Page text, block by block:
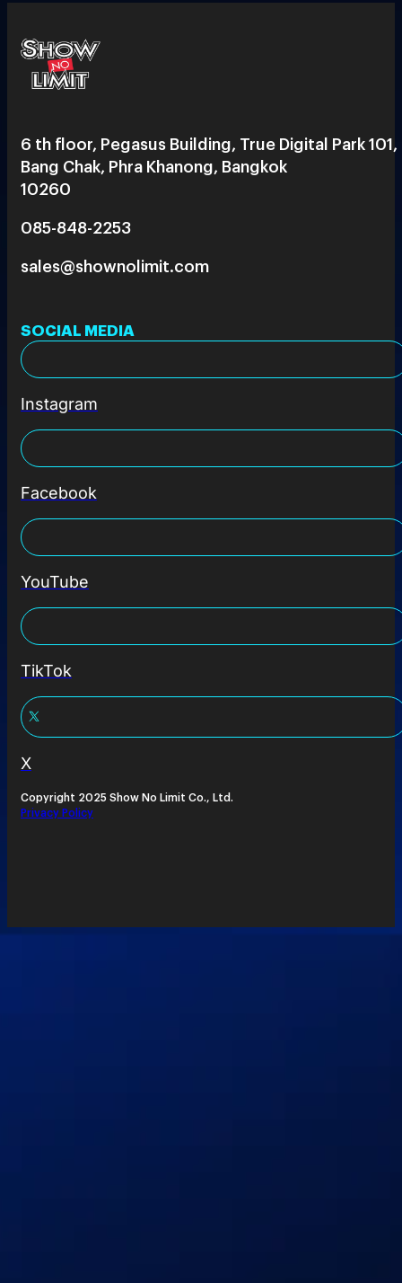
6 th floor, Pegasus Building, True Digital Park 101,
Bang Chak, Phra Khanong, Bangkok
10260
085-848-2253
sales@shownolimit.com
SOCIAL MEDIA
Instagram
Facebook
YouTube
TikTok
X
Copyright 2025 Show No Limit Co., Ltd.
Privacy Policy